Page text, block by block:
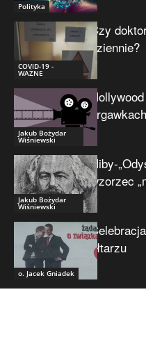
Polityka
COVID-19 -
WAŻNE
Czy
dziennie?
Jakub Bożydar
Wiśniewski
drgawkach
Jakub Bożydar
Wiśniewski
Niby-
wzorzec
o. Jacek Gniadek
ołtarzu